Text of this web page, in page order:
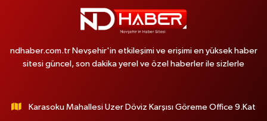
ndhaber.com.tr Nevşehir'in etkileşimi ve erişimi en yüksek haber
sitesi güncel, son dakika yerel ve özel haberler ile sizlerle
Karasoku Mahallesi Uzer Döviz Karşısı Göreme Office 9.Kat